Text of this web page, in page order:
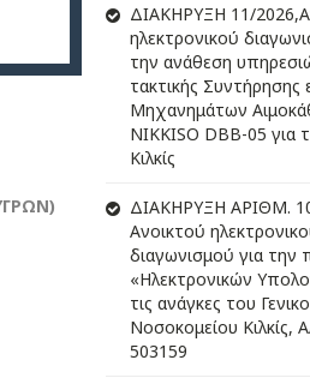
ΔIΑΚΗΡΥΞΗ 11/
ηλεκτρονικού
την ανάθεση
τακτικής Συντήρησης
Μηχανημάτων
NIKKISO DBB-05 για
Κιλκίς
ΔIΑΚΗΡΥΞΗ ΑΡIΘΜ.
Ανοικτού
διαγωνισμού για την
«Ηλεκτρονικών
τις ανάγκες του
Νοσοκομείου Κιλκίς,
503159